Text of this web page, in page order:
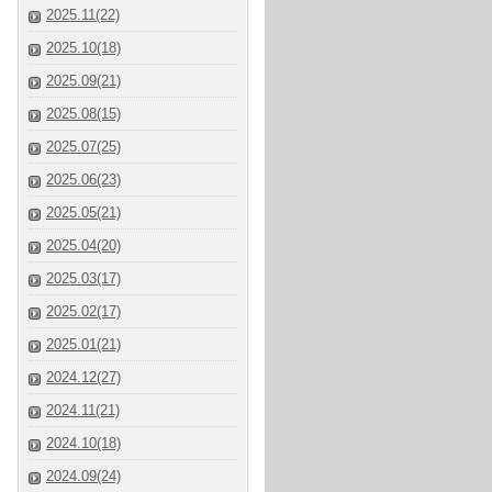
2025.11(22)
2025.10(18)
2025.09(21)
2025.08(15)
2025.07(25)
2025.06(23)
2025.05(21)
2025.04(20)
2025.03(17)
2025.02(17)
2025.01(21)
2024.12(27)
2024.11(21)
2024.10(18)
2024.09(24)